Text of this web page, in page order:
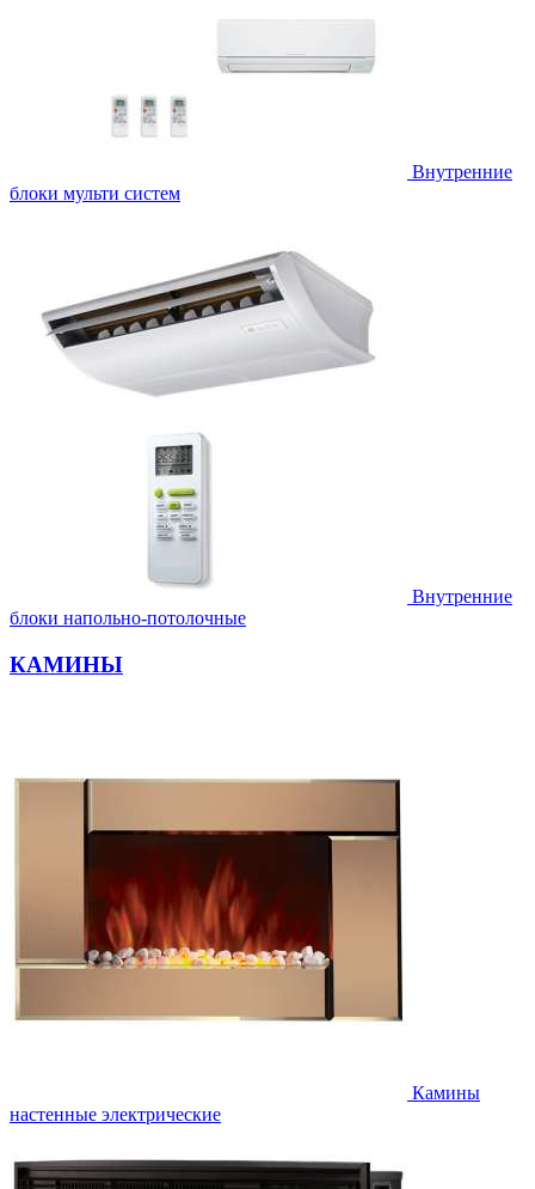
Внутренние
блоки мульти систем
Внутренние
блоки напольно-потолочные
КАМИНЫ
Камины
настенные электрические